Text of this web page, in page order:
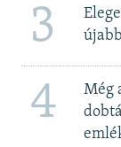
3
4
Még